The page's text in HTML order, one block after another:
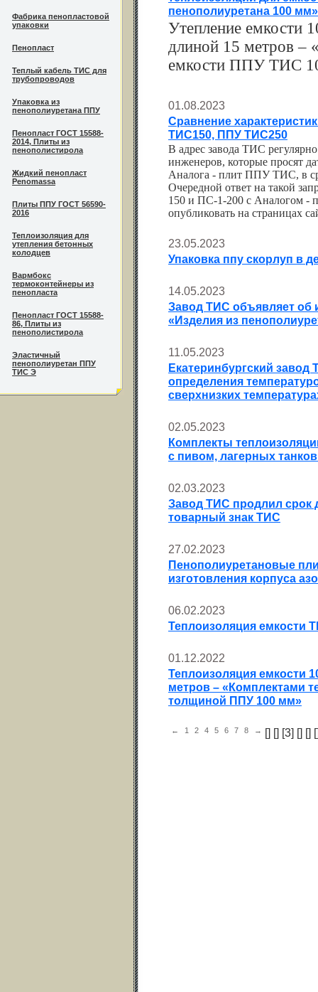
Фабрика пенопластовой
упаковки
Пенопласт
Теплый кабель ТИС для
трубопроводов
Упаковка из
пенополиуретана ППУ
Пенопласт ГОСТ 15588-
2014, Плиты из
пенополистирола
Жидкий пенопласт
Penomassa
Плиты ППУ ГОСТ 56590-
2016
Теплоизоляция для
утепления бетонных
колодцев
Вармбокс
термоконтейнеры из
пенопласта
Пенопласт ГОСТ 15588-
86, Плиты из
пенополистирола
Эластичный
пенополиуретан ППУ
ТИС Э
пенополиуретана 100
Утепление емкости
длиной 15 метров –
емкости ППУ ТИС
01.08.2023
Сравнение
ТИС150, ППУ ТИС250
В адрес завода ТИС
инженеров, которые просят
Аналога - плит ППУ ТИС, в
Очередной ответ на такой
150 и ПС-1-200 с Аналогом
опубликовать на страницах
23.05.2023
Упаковка ппу скорлуп в
14.05.2023
Завод ТИС объявляет об
«Изделия из
11.05.2023
Екатеринбургский завод
определения
сверхнизких
02.05.2023
Комплекты
с пивом, лагерных
02.03.2023
Завод ТИС продлил срок
товарный знак ТИС
27.02.2023
Пенополиуретановые
изготовления корпуса
06.02.2023
Теплоизоляция емкости
01.12.2022
Теплоизоляция емкости
метров – «Комплектами
толщиной ППУ 100 мм»
← [
1 ] [
2 ] [3] [
4 ] [
5 ] [
6 7 8 →